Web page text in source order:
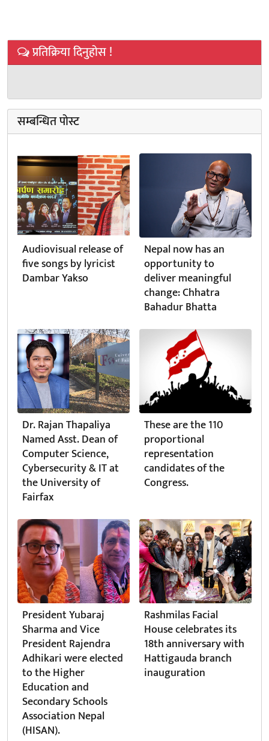
प्रतिक्रिया दिनुहोस !
सम्बन्धित पोस्ट
Audiovisual release of
five songs by lyricist
Dambar Yakso
Nepal now has an
opportunity to
deliver meaningful
change: Chhatra
Bahadur Bhatta
Dr. Rajan Thapaliya
Named Asst. Dean of
Computer Science,
Cybersecurity & IT at
the University of
Fairfax
These are the 110
proportional
representation
candidates of the
Congress.
President Yubaraj
Sharma and Vice
President Rajendra
Adhikari were elected
to the Higher
Education and
Secondary Schools
Association Nepal
(HISAN).
Rashmilas Facial
House celebrates its
18th anniversary with
Hattigauda branch
inauguration